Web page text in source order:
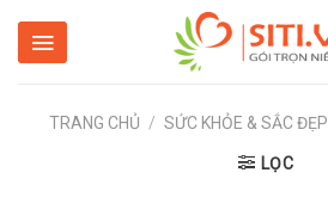
content
TRANG CHỦ / SỨC KHỎE & SẮC ĐẸP
LỌC